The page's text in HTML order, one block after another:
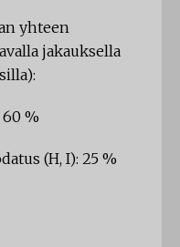
yhteen
jakauksella
60 %
(H, I): 25 %